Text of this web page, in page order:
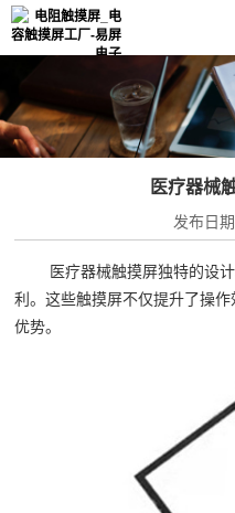
医疗器械
发布日期
医疗器械触摸屏独特的设
利。这些触摸屏不仅提升了操
优势。